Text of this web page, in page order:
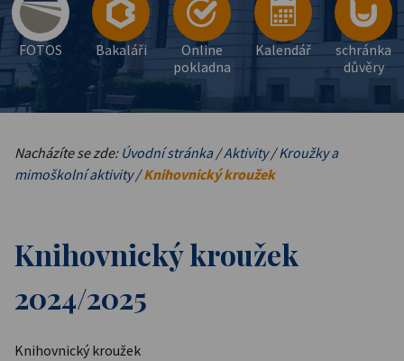
FOTOS Bakaláři
Online
pokladna
Kalendář
schránka
důvěry
Nacházíte se zde: Úvodní stránka/Aktivity/Kroužky a
mimoškolní aktivity/Knihovnický kroužek
Knihovnický kroužek
2024/2025
Knihovnický kroužek